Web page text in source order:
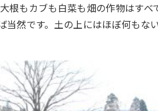
根もカブも白菜も畑の作物はすべ
当然です。土の上にはほぼ何もな